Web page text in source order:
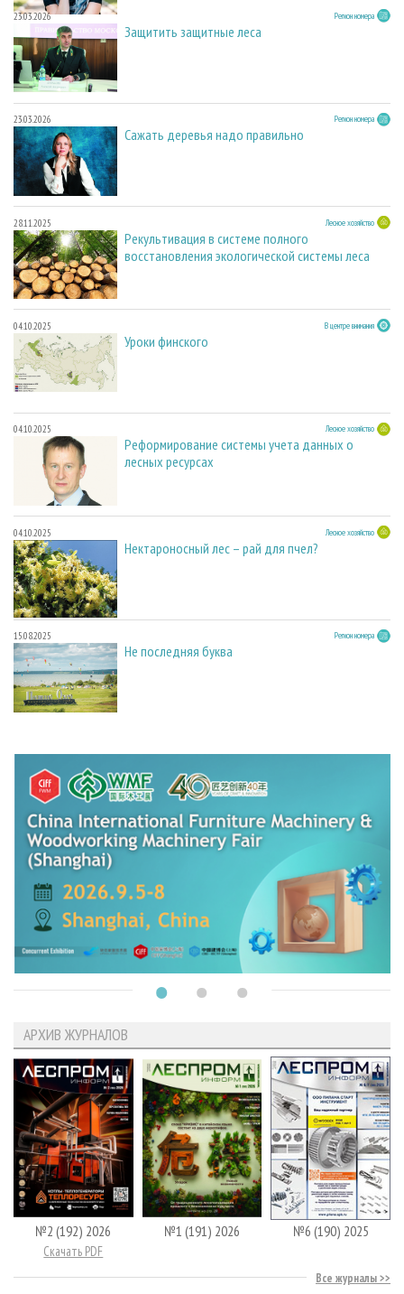
23.03.2026 Регион номера
Защитить защитные леса
23.03.2026 Регион номера
Сажать деревья надо правильно
28.11.2025 Лесное хозяйство
Рекультивация в системе полного
восстановления экологической системы леса
04.10.2025 В центре внимания
Уроки финского
04.10.2025 Лесное хозяйство
Реформирование системы учета данных о
лесных ресурсах
04.10.2025 Лесное хозяйство
Нектароносный лес – рай для пчел?
15.08.2025 Регион номера
Не последняя буква
АРХИВ ЖУРНАЛОВ
№2 (192) 2026
Скачать PDF
№1 (191) 2026 №6 (190) 2025
Все журналы